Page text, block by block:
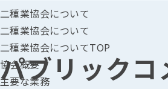
二種業協会について
二種業協会について
二種業協会についてTOP
協会概要
主要な業務
パブリックコ